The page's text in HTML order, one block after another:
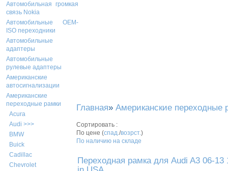
Автомобильная громкая
связь Nokia
Автомобильные OEM-
ISO переходники
Автомобильные
адаптеры
Автомобильные
рулевые адаптеры
Американские
автосигнализации
Американские
переходные рамки
Acura
Audi >>>
BMW
Buick
Cadillac
Chevrolet
Главная» Американские переходные
Сортировать :
По цене (спад./возрст.)
По наличию на складе
Переходная рамка для Audi A3 06-13